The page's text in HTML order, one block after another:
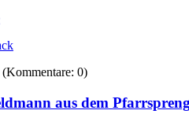
0)
aus dem